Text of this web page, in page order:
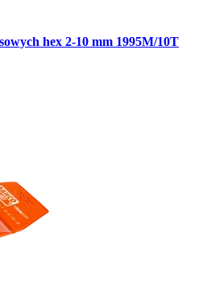
hex 2-10 mm 1995M/10T